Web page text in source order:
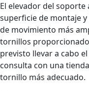
El elevador del
superficie de montaje
de movimiento más
tornillos
previsto llevar a cabo
consulta con una
tornillo más adecuado.